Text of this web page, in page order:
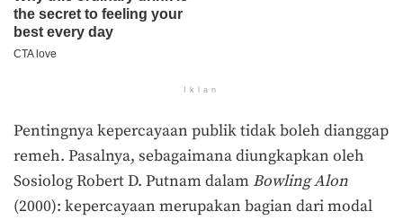
Iklan
Pentingnya kepercayaan publik tidak boleh dianggap
remeh. Pasalnya, sebagaimana diungkapkan oleh
Sosiolog Robert D. Putnam dalam Bowling Alon
(2000): kepercayaan merupakan bagian dari modal